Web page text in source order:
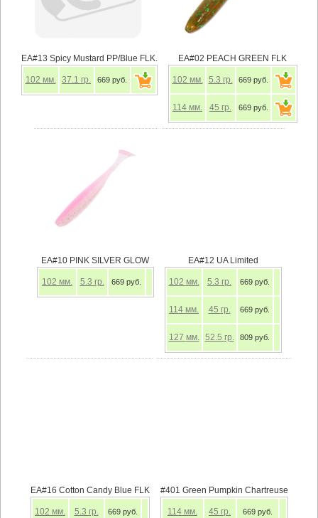
EA#13 Spicy Mustard PP/Blue FLK.
102 мм. 37.1 гр. 669 руб.
EA#02 PEACH GREEN FLK
102 мм. 5.3 гр. 669 руб.
114 мм. 45 гр. 669 руб.
EA#10 PINK SILVER GLOW
102 мм. 5.3 гр. 669 руб.
EA#12 UA Limited
102 мм. 5.3 гр. 669 руб.
114 мм. 45 гр. 669 руб.
127 мм. 52.5 гр. 809 руб.
EA#16 Cotton Candy Blue FLK
102 мм. 5.3 гр. 669 руб.
#401 Green Pumpkin Chartreuse
114 мм. 45 гр. 669 руб.